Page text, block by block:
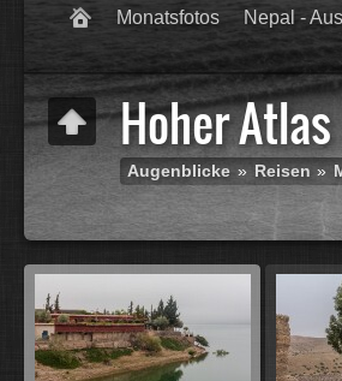
Monatsfotos Nepal -
Hoher Atlas
Augenblicke » Reisen »